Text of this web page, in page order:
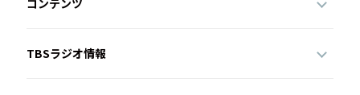
TBSラジオ情報